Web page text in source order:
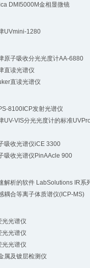
DMI5000M金相显微镜
UVmini-1280
原子吸收分光光度计AA-6880
直读光谱仪
直读光谱仪
8100ICP发射光谱仪
UV-VIS分光光度计的标准
吸收光谱仪iCE 3300
吸收光谱仪PinAAcle 900
解析的软件 LabSolutions IR系
耦合等离子体质谱仪(ICP-MS)
光光谱仪
光光谱仪
光光谱仪
属及镀层检测仪